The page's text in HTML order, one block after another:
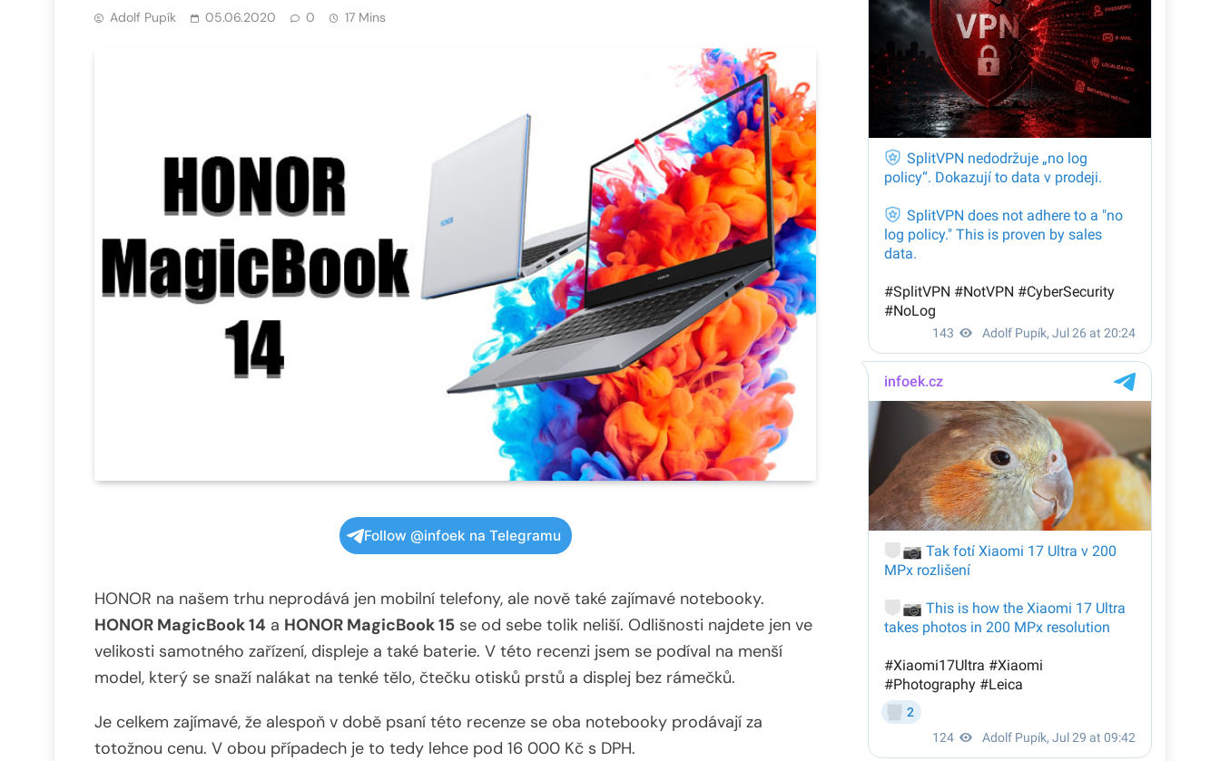
Adolf Pupík 05.06.2020 0 17 Mins
Follow @infoek na Telegramu
HONOR na našem trhu neprodává jen mobilní telefony, ale nově také zajímavé notebooky.
HONOR MagicBook 14 a HONOR MagicBook 15 se od sebe tolik neliší. Odlišnosti najdete jen ve
velikosti samotného zařízení, displeje a také baterie. V této recenzi jsem se podíval na menší
model, který se snaží nalákat na tenké tělo, čtečku otisků prstů a displej bez rámečků.
Je celkem zajímavé, že alespoň v době psaní této recenze se oba notebooky prodávají za
totožnou cenu. V obou případech je to tedy lehce pod 16 000 Kč s DPH.